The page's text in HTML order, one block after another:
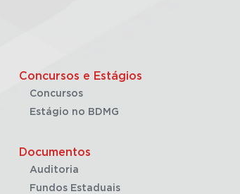
Concursos e Estágios
Concursos
Estágio no BDMG
Documentos
Auditoria
Fundos Estaduais